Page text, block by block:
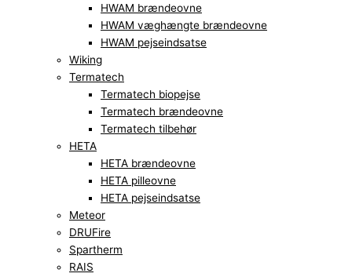
HWAM brændeovne
HWAM væghængte brændeovne
HWAM pejseindsatse
Wiking
Termatech
Termatech biopejse
Termatech brændeovne
Termatech tilbehør
HETA
HETA brændeovne
HETA pilleovne
HETA pejseindsatse
Meteor
DRUFire
Spartherm
RAIS